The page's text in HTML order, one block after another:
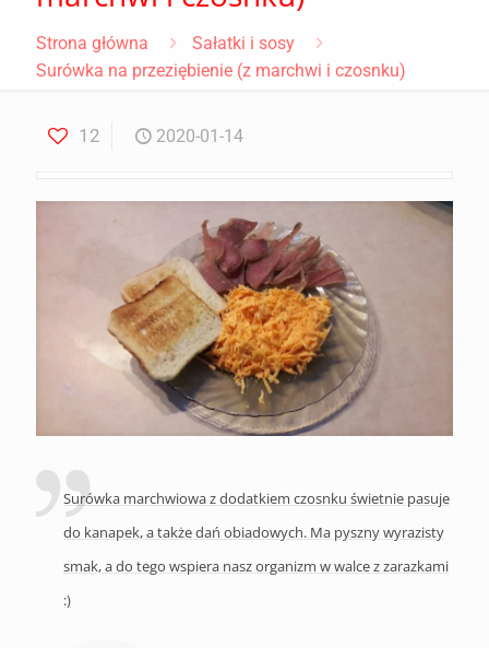
Strona główna
Sałatki i sosy
Surówka na przeziębienie (z marchwi i czosnku)
12 2020-01-14
Surówka marchwiowa z dodatkiem czosnku świetnie pasuje
do kanapek, a także dań obiadowych. Ma pyszny wyrazisty
smak, a do tego wspiera nasz organizm w walce z zarazkami
:)